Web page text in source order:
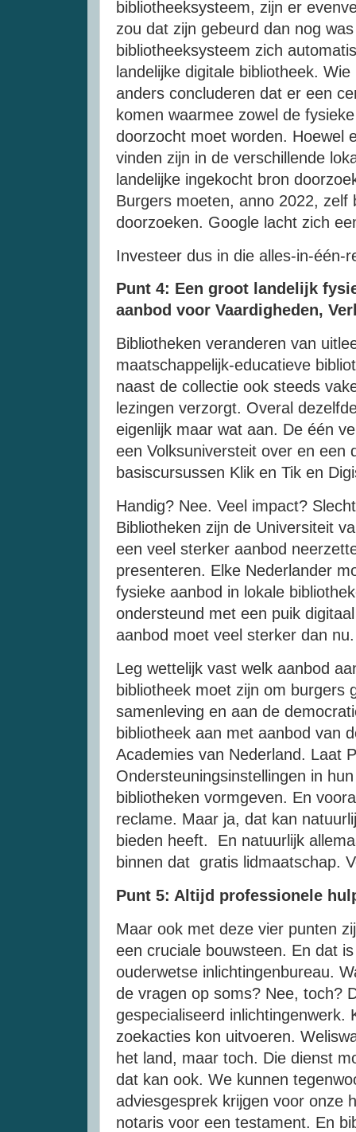
bibliotheeksysteem, zijn er
zou dat zijn gebeurd dan nog
bibliotheeksysteem zich
landelijke digitale bibliotheek.
anders concluderen dat er een
komen waarmee zowel de
doorzocht moet worden. Hoewel
vinden zijn in de verschillende
landelijke ingekocht bron
Burgers moeten, anno 2022, zelf
doorzoeken. Google lacht zich
Investeer dus in die alles-in-één-
Punt 4: Een groot landelijk
aanbod voor Vaardigheden,
Bibliotheken veranderen van
maatschappelijk-educatieve
naast de collectie ook steeds
lezingen verzorgt. Overal
eigenlijk maar wat aan. De één
een Volksuniversteit over en een
basiscursussen Klik en Tik en
Handig? Nee. Veel impact?
Bibliotheken zijn de Universiteit
een veel sterker aanbod
presenteren. Elke Nederlander
fysieke aanbod in lokale
ondersteund met een puik
aanbod moet veel sterker dan
Leg wettelijk vast welk aanbod
bibliotheek moet zijn om burgers
samenleving en aan de
bibliotheek aan met aanbod van
Academies van Nederland. Laat
Ondersteuningsinstellingen in
bibliotheken vormgeven. En
reclame. Maar ja, dat kan
bieden heeft. En natuurlijk
binnen dat gratis lidmaatschap.
Punt 5: Altijd professionele
Maar ook met deze vier punten
een cruciale bouwsteen. En dat
ouderwetse inlichtingenbureau.
de vragen op soms? Nee, toch?
gespecialiseerd inlichtingenwerk.
zoekacties kon uitvoeren.
het land, maar toch. Die dienst
dat kan ook. We kunnen
adviesgesprek krijgen voor onze
notaris voor een testament. En